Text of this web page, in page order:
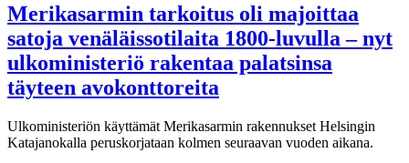
Merikasarmin tarkoitus oli majoittaa
satoja venäläissotilaita 1800-luvulla – nyt
ulkoministeriö rakentaa palatsinsa
täyteen avokonttoreita
Ulkoministeriön käyttämät Merikasarmin rakennukset Helsingin
Katajanokalla peruskorjataan kolmen seuraavan vuoden aikana.